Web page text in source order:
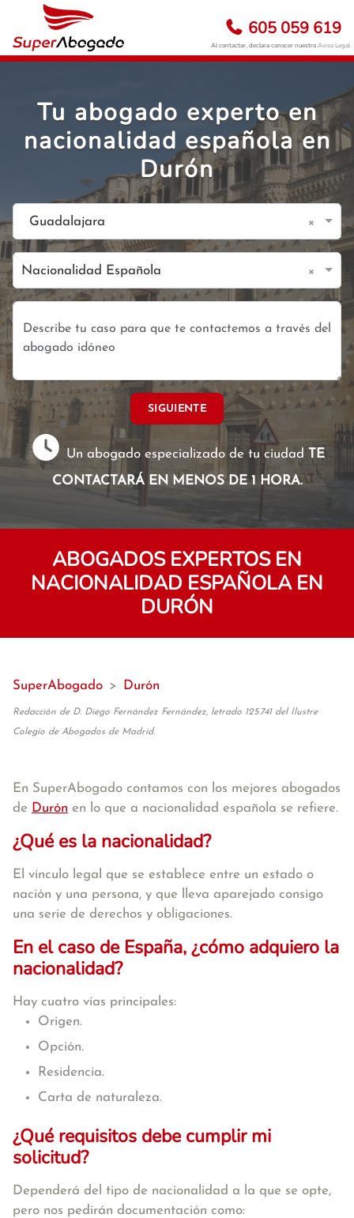
605 059 619
Al contactar, declara conocer nuestroAviso Legal
Tu abogado experto en
nacionalidad española en
Durón
Guadalajara ×
Nacionalidad Española ×
SIGUIENTE
Un abogado especializado de tu ciudad TE
CONTACTARÁ EN MENOS DE 1 HORA.
ABOGADOS EXPERTOS EN
NACIONALIDAD ESPAÑOLA EN
DURÓN
SuperAbogado > Durón
Redacción de D. Diego Fernández Fernández, letrado 125.741 del Ilustre
Colegio de Abogados de Madrid.
En SuperAbogado contamos con los mejores abogados
de Durón en lo que a nacionalidad española se refiere.
¿Qué es la nacionalidad?
El vínculo legal que se establece entre un estado o
nación y una persona, y que lleva aparejado consigo
una serie de derechos y obligaciones.
En el caso de España, ¿cómo adquiero la
nacionalidad?
Hay cuatro vías principales:
Origen.
Opción.
Residencia.
Carta de naturaleza.
¿Qué requisitos debe cumplir mi
solicitud?
Dependerá del tipo de nacionalidad a la que se opte,
pero nos pedirán documentación como: